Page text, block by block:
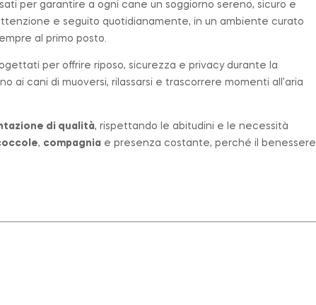
per garantire a ogni cane un soggiorno sereno, sicuro e
e seguito quotidianamente, in un ambiente curato
al primo posto.
per offrire riposo, sicurezza e privacy durante la
ai cani di muoversi, rilassarsi e trascorrere momenti all’aria
di qualità, rispettando le abitudini e le necessità
, compagnia e presenza costante, perché il benessere